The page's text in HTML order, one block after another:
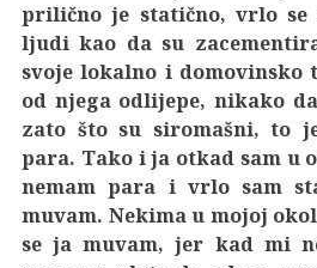
prilično je statično, vrlo se
ljudi kao da su
svoje lokalno i domovinsko
od njega odlijepe, nikako
zato što su siromašni, to
para. Tako i ja otkad sam u
nemam para i vrlo sam
muvam. Nekima u mojoj
se ja muvam, jer kad mi